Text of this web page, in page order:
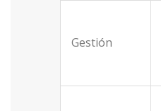
Gestión